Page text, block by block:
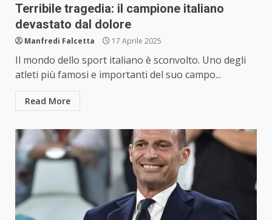
Terribile tragedia: il campione italiano
devastato dal dolore
Manfredi Falcetta 17 Aprile 2025
Il mondo dello sport italiano è sconvolto. Uno degli
atleti più famosi e importanti del suo campo...
Read More